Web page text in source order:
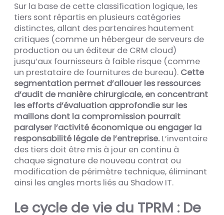
Sur la base de cette classification logique, les
tiers sont répartis en plusieurs catégories
distinctes, allant des partenaires hautement
critiques (comme un hébergeur de serveurs de
production ou un éditeur de CRM cloud)
jusqu’aux fournisseurs à faible risque (comme
un prestataire de fournitures de bureau). Cette
segmentation permet d’allouer les ressources
d’audit de manière chirurgicale, en concentrant
les efforts d’évaluation approfondie sur les
maillons dont la compromission pourrait
paralyser l’activité économique ou engager la
responsabilité légale de l’entreprise. L’inventaire
des tiers doit être mis à jour en continu à
chaque signature de nouveau contrat ou
modification de périmètre technique, éliminant
ainsi les angles morts liés au Shadow IT.
Le cycle de vie du TPRM : De